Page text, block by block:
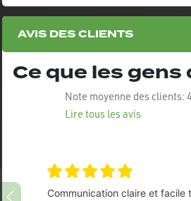
AVIS DES CLIENTS
Ce que les
Note moyenne des clients:
Lire tous les avis
Communication claire et